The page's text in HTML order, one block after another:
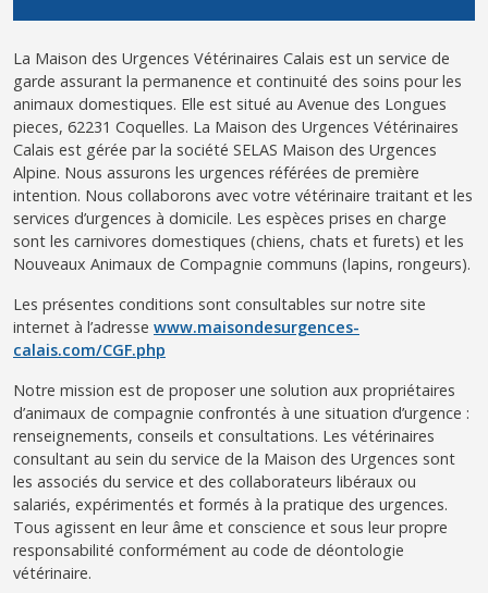
La Maison des Urgences Vétérinaires Calais est un service de
garde assurant la permanence et continuité des soins pour les
animaux domestiques. Elle est situé au Avenue des Longues
pieces, 62231 Coquelles. La Maison des Urgences Vétérinaires
Calais est gérée par la société SELAS Maison des Urgences
Alpine. Nous assurons les urgences référées de première
intention. Nous collaborons avec votre vétérinaire traitant et les
services d’urgences à domicile. Les espèces prises en charge
sont les carnivores domestiques (chiens, chats et furets) et les
Nouveaux Animaux de Compagnie communs (lapins, rongeurs).
Les présentes conditions sont consultables sur notre site
internet à l’adresse www.maisondesurgences-
calais.com/CGF.php
Notre mission est de proposer une solution aux propriétaires
d’animaux de compagnie confrontés à une situation d’urgence :
renseignements, conseils et consultations. Les vétérinaires
consultant au sein du service de la Maison des Urgences sont
les associés du service et des collaborateurs libéraux ou
salariés, expérimentés et formés à la pratique des urgences.
Tous agissent en leur âme et conscience et sous leur propre
responsabilité conformément au code de déontologie
vétérinaire.